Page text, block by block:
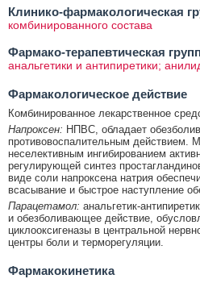
Клинико-фармакологическая
комбинированного состава
Фармако-терапевтическая
анальгетики и антипиретики;
Фармакологическое действие
Комбинированное лекарственное
Напроксен: НПВС, обладает
противовоспалительным действием.
неселективным ингибированием
регулирующей синтез
виде соли напроксена натрия
всасывание и быстрое наступление
Парацетамол: анальгетик-
и обезболивающее действие,
циклооксигеназы в центральной
центры боли и терморегуляции.
Фармакокинетика